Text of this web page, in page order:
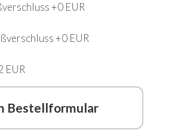
+0 EUR
+0 EUR
EUR
Bestellformular